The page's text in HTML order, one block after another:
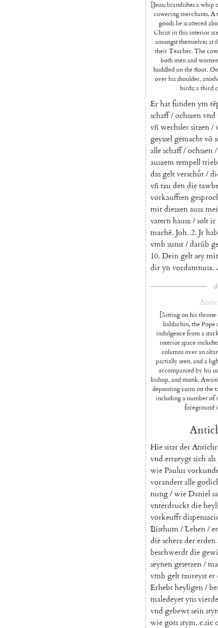
[Jesus brandishes a
cowering merchants. A
goods lie scattered
Christ in this interior
amongst themselves at
their Teacher. The
both men and
huddled on the floor.
over his shoulder,
birds; a third
Erhatfundenym
schaff/ochszenvnd
vn̄wechslersitzen/
geysselgemachtvō
alleschaff/ochssen/
auszemtempell
dasgeltverschuͤt/
vn̄tzu dendie
vorkaufften
mitdieszenausz
vaternhausz/soltir
machē. Joh. 2. Jr
vmb sunst/darūb
10. Deingeltseymit
dirynvordamnusz.
[Sitting on his throne
baldachin, the Pope
indulgence from a
interior space
columns over an
partially seen, and a
accompanied by his
bishop, and monk.
depositing coins on the
including a number of
foreground
Hiesitztder
vnd ertzeygtsichals
wiePaulus
vorandertalle
nung/wieDaniel
vnterdrucktdie
vorkeufft
Bisthum/Lehen/
diescherzdererden
beschwerdtdie
seynengesetzen/
vmb gelttzureyster
Erhebtheyligen/
maledeyetynsvierde
vnd gebewtsein
wiegotsstym. c.sic